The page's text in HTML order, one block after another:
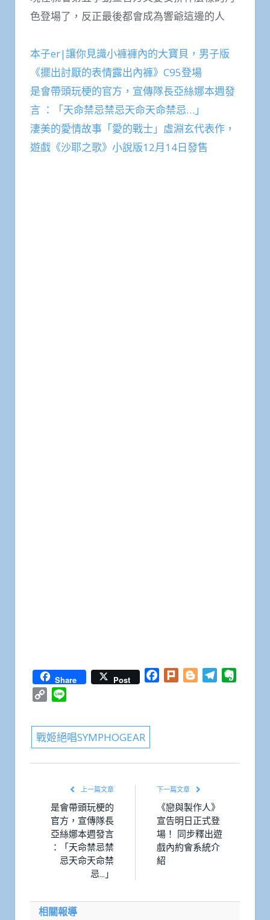
色登場了，反正最後都會成為響爺這邊的人
本子er|讓你見識小褲褲內的大寶貝，男子版
《擺出討厭的表情露出內褲》C95登場
是會帶頭玩梗的官方，宣傳隊長亞絲娜本週發
言 ：「天命禁忌禁忌天命天命禁忌…」
淒美的愛情故事「愛的戰士」虛淵玄代表作，
遊戲《沙耶之歌》小說版12月14日發售
Share Post Facebook
Plurk BloggerTelegram
Copy
戰姬絕唱SYMPHOGEAR
上一篇文章
是會帶頭玩梗的
官方，宣傳隊長
亞絲娜本週發言
：「天命禁忌禁
忌天命天命禁
忌…」
下一篇文章
《戀與製作人》
宣告明日正式登
場！ 同步釋出遊
戲內約會系統介
紹
相關報導